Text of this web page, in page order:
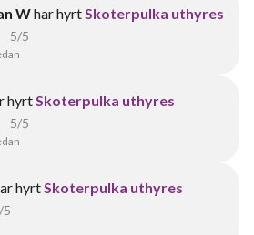
Whar hyrtSkoterpulka uthyres
5/5
hyrtSkoterpulka uthyres
5/5
hyrtSkoterpulka uthyres
/5